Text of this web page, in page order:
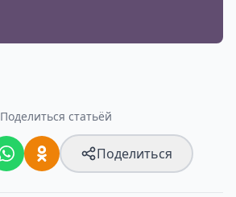
Поделиться статьёй
Поделиться